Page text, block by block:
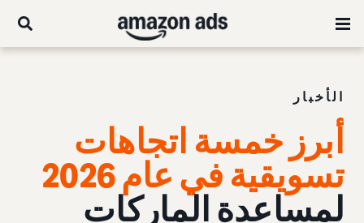
الأخبار
أبرز خمسة اتجاهات
تسويقية في عام 2026
لمساعدة الماركات